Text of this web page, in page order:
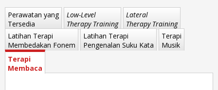
Perawatan yang
Tersedia
Low-Level
Therapy Training
Lateral
Therapy Training
Latihan Terapi
Membedakan Fonem
Latihan Terapi
Pengenalan Suku Kata
Terapi
Musik
Terapi
Membaca